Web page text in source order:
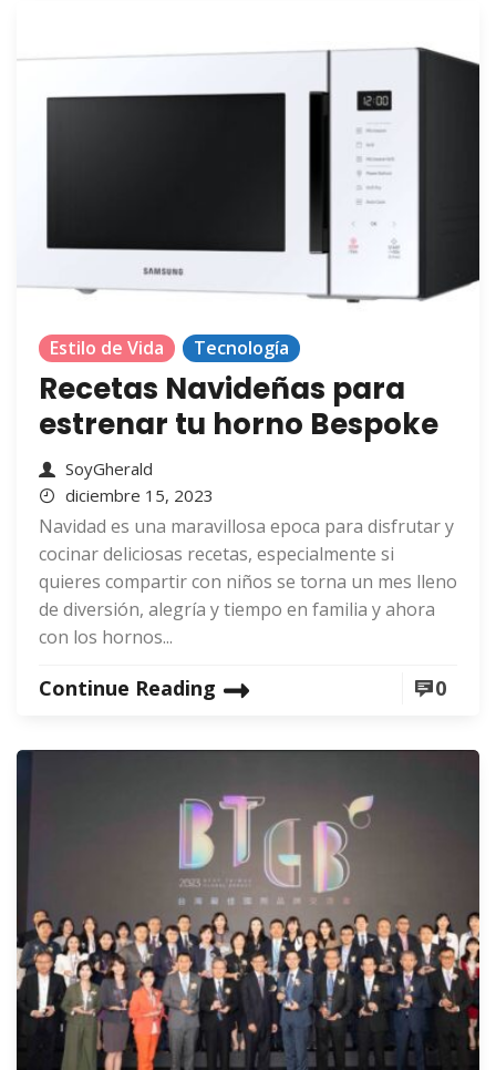
Estilo de Vida Tecnología
Recetas Navideñas para
estrenar tu horno Bespoke
SoyGherald
diciembre 15, 2023
Navidad es una maravillosa epoca para disfrutar y
cocinar deliciosas recetas, especialmente si
quieres compartir con niños se torna un mes lleno
de diversión, alegría y tiempo en familia y ahora
con los hornos...
Continue Reading 0